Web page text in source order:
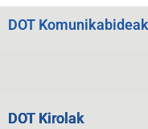
DOT Komunikabideak
DOT Kirolak